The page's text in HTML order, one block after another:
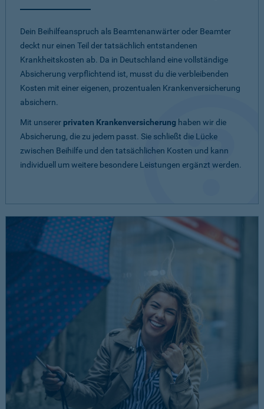
Dein Beihilfeanspruch als Beamtenanwärter oder Beamter
deckt nur einen Teil der tatsächlich entstandenen
Krankheitskosten ab. Da in Deutschland eine vollständige
Absicherung verpflichtend ist, musst du die verbleibenden
Kosten mit einer eigenen, prozentualen Krankenversicherung
absichern.
Mit unserer privaten Krankenversicherung haben wir die
Absicherung, die zu jedem passt. Sie schließt die Lücke
zwischen Beihilfe und den tatsächlichen Kosten und kann
individuell um weitere besondere Leistungen ergänzt werden.